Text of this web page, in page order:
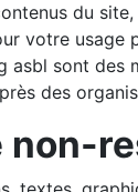
du
votre usage
asbl sont des
des
non-